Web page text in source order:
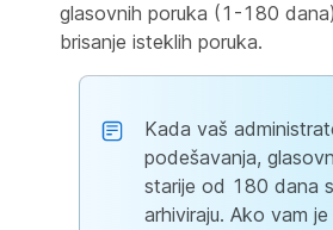
glasovnih poruka (1-180
brisanje isteklih poruka.
Kada vaš
podešavanja,
starije od 180 dana
arhiviraju. Ako vam